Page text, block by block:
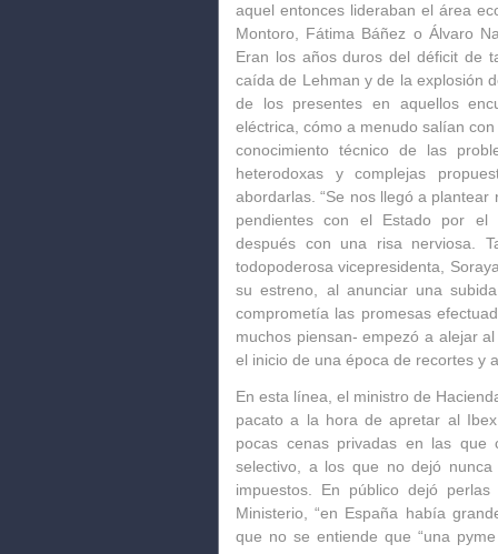
aquel entonces lideraban el área
Montoro, Fátima Báñez o Álvaro
Eran los años duros del déficit de
caída de Lehman y de la explosión
de los presentes en aquellos
eléctrica, cómo a menudo salían
conocimiento técnico de las
heterodoxas y complejas
abordarlas.“Se nos llegó a
pendientes con el Estado por el
después con una risa nerviosa.
todopoderosa vicepresidenta,
su estreno, al anunciar una
comprometía las promesas
muchos piensan- empezó a alejar
el inicio de una época de recortes y
En esta línea, el ministro de
pacato a la hora de apretar al
pocas cenas privadas en las que
selectivo , a los que no dejó
impuestos. En público dejó
Ministerio, “en España había
que no se entiende que “una